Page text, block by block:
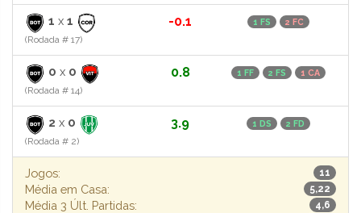
1 x 1
(Rodada # 17)
-0.1 1 FS 2 FC
0 x 0
(Rodada # 14)
0.8 1 FF 2 FS 1 CA
2 x 0
(Rodada # 2)
3.9 1 DS 2 FD
Jogos: 11
Média em Casa: 5,22
Média 3 Últ. Partidas: 4,6